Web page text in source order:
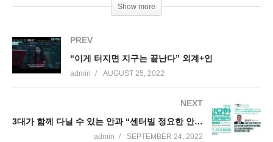
Show more
PREV
“이게 터지면 지구는 끝난다” 외계+인
admin AUGUST 25, 2022
NEXT
3대가 함께 다닐 수 있는 안과 “센터빌 정요한 안과”
admin SEPTEMBER 24, 2022